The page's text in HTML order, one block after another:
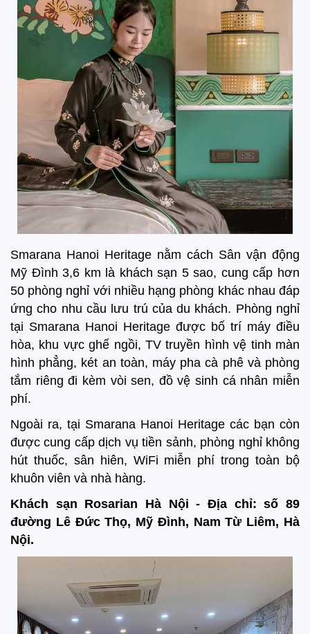
Smarana Hanoi Heritage nằm cách Sân vận động
Mỹ Đình 3,6 km là khách sạn 5 sao, cung cấp hơn
50 phòng nghỉ với nhiều hạng phòng khác nhau đáp
ứng cho nhu cầu lưu trú của du khách. Phòng nghỉ
tại Smarana Hanoi Heritage được bố trí máy điều
hòa, khu vực ghế ngồi, TV truyền hình vệ tinh màn
hình phẳng, két an toàn, máy pha cà phê và phòng
tắm riêng đi kèm vòi sen, đồ vệ sinh cá nhân miễn
phí.
Ngoài ra, tại Smarana Hanoi Heritage các bạn còn
được cung cấp dịch vụ tiền sảnh, phòng nghỉ không
hút thuốc, sân hiên, WiFi miễn phí trong toàn bộ
khuôn viên và nhà hàng.
Khách sạn Rosarian Hà Nội - Địa chỉ: số 89
đường Lê Đức Thọ, Mỹ Đình, Nam Từ Liêm, Hà
Nội.